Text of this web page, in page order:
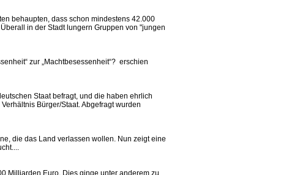
behaupten, dass schon mindestens 42.000
in der Stadt lungern Gruppen von "jungen
zur „Machtbesessenheit“? erschien
Staat befragt, und die haben ehrlich
Bürger/Staat. Abgefragt wurden
die das Land verlassen wollen. Nun zeigt eine
Milliarden Euro. Dies ginge unter anderem zu